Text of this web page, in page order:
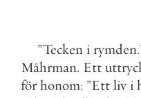
”Tecken i rymden.
Måhrman. Ett
för honom: ”Ett liv i